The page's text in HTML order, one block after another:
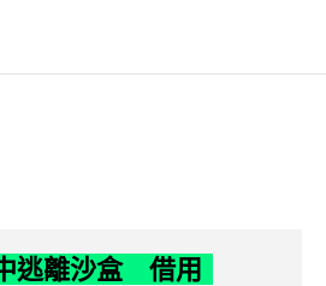
逃離沙盒 借用